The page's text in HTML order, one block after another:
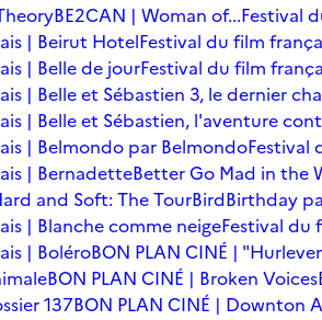
BE2CAN | Woman of...Festival
| Beirut HotelFestival du film
| Belle de jourFestival du film
| Belle et Sébastien 3, le dernier
| Belle et Sébastien, l'aventure
| Belmondo par BelmondoFestival
| BernadetteBetter Go Mad in the
and Soft: The TourBirdBirthday
| Blanche comme neigeFestival du
| BoléroBON PLAN CINÉ |
BON PLAN CINÉ | Broken Voices
137BON PLAN CINÉ | Downton